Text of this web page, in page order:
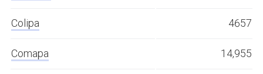
Colipa 4657
Comapa 14,955